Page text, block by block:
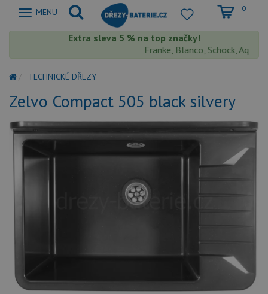
Zobrazit
MENU 0
Extra sleva 5 % na top značky!
Franke, Blanco, Schock,
TECHNICKÉ DŘEZY
Zelvo Compact 505 black silvery